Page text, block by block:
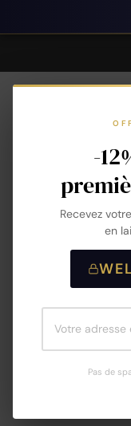
-
Recevez
en
Pas de
Accueil